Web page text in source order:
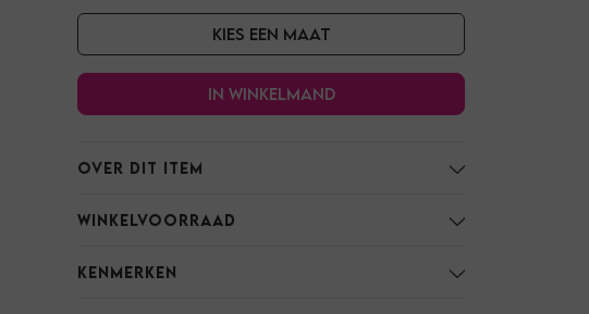
Kies een maat
In winkelmand
Over dit item
Winkelvoorraad
Kenmerken